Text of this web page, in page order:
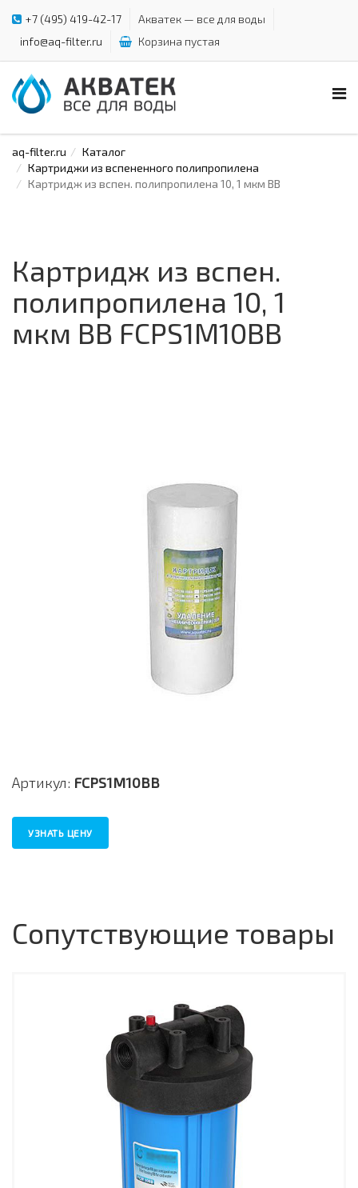
+7 (495) 419-42-17
Акватек — все для воды
info@aq-filter.ru
Корзина пустая
aq-filter.ru
Каталог
Картриджи из вспененного полипропилена
Картридж из вспен. полипропилена 10, 1 мкм ВВ
Картридж из вспен.
полипропилена 10, 1
мкм ВВ FCPS1M10BB
Артикул: FCPS1M10BB
УЗНАТЬ ЦЕНУ
Сопутствующие товары